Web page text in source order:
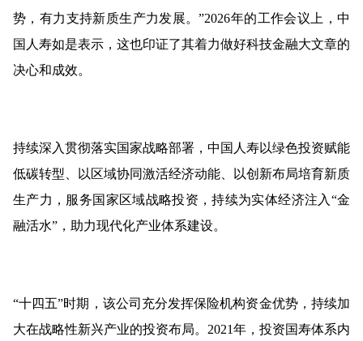
势，有力支持新质生产力发展。”2026年的工作会议上，中
国人寿如是表示，这也印证了其着力做好科技金融大文章的
决心和成效。
持续深入贯彻落实国家战略部署，中国人寿以绿色投资赋能
低碳转型、以区域协同激活经济动能、以创新布局培育新质
生产力，服务国家区域战略投资，持续为实体经济注入“金
融活水”，助力现代化产业体系建设。
“十四五”时期，该公司充分发挥保险机构资金优势，持续加
大在战略性新兴产业的投资布局。2021年，投资国寿体系内